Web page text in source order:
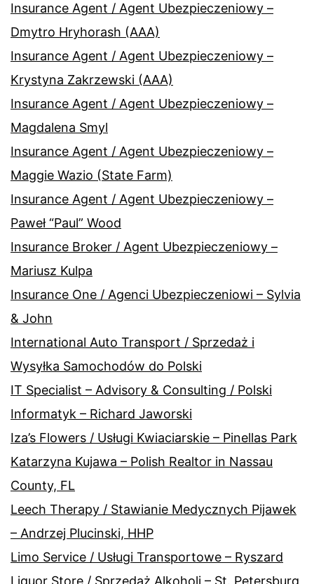
Insurance Agent / Agent Ubezpieczeniowy –
Dmytro Hryhorash (AAA)
Insurance Agent / Agent Ubezpieczeniowy –
Krystyna Zakrzewski (AAA)
Insurance Agent / Agent Ubezpieczeniowy –
Magdalena Smyl
Insurance Agent / Agent Ubezpieczeniowy –
Maggie Wazio (State Farm)
Insurance Agent / Agent Ubezpieczeniowy –
Paweł “Paul” Wood
Insurance Broker / Agent Ubezpieczeniowy –
Mariusz Kulpa
Insurance One / Agenci Ubezpieczeniowi – Sylvia
& John
International Auto Transport / Sprzedaż i
Wysyłka Samochodów do Polski
IT Specialist – Advisory & Consulting / Polski
Informatyk – Richard Jaworski
Iza’s Flowers / Usługi Kwiaciarskie – Pinellas Park
Katarzyna Kujawa – Polish Realtor in Nassau
County, FL
Leech Therapy / Stawianie Medycznych Pijawek
– Andrzej Plucinski, HHP
Limo Service / Usługi Transportowe – Ryszard
Liquor Store / Sprzedaż Alkoholi – St. Petersburg